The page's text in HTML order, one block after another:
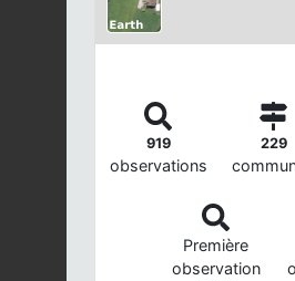
919
observations
229
Première
observation